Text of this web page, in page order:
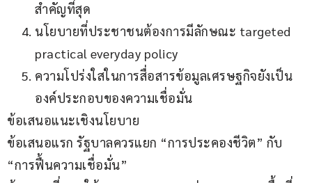
สำคัญที่สุด
นโยบายที่ประชาชนต้องการมีลักษณะ targeted
practical everyday policy
ความโปร่งใสในการสื่อสารข้อมูลเศรษฐกิจยังเป็น
องค์ประกอบของความเชื่อมั่น
ข้อเสนอแนะเชิงนโยบาย
ข้อเสนอแรก รัฐบาลควรแยก “การประคองชีวิต” กับ
“การฟื้นความเชื่อมั่น”